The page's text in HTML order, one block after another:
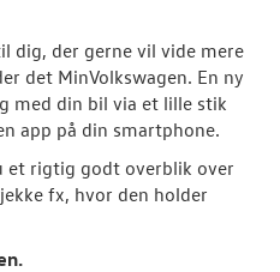
VW Connect
Volkswagen
dig, der gerne vil vide mere
det MinVolkswagen. En ny
med din bil via et lille stik
app på din smartphone.
et rigtig godt overblik over
fx, hvor den holder